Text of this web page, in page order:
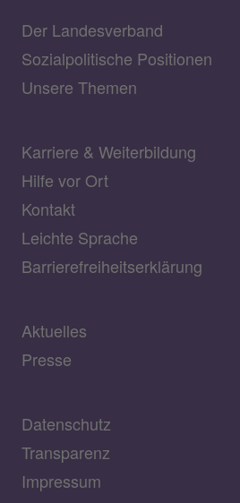
Der Landesverband
Sozialpolitische Positionen
Unsere Themen
Karriere & Weiterbildung
Hilfe vor Ort
Kontakt
Leichte Sprache
Barrierefreiheitserklärung
Aktuelles
Presse
Datenschutz
Transparenz
Impressum